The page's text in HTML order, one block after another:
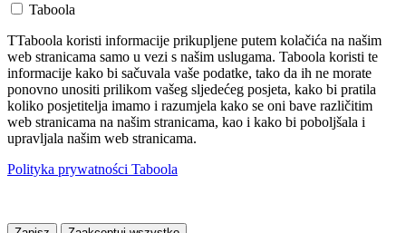
Taboola
TTaboola koristi informacije prikupljene putem kolačića na našim
web stranicama samo u vezi s našim uslugama. Taboola koristi te
informacije kako bi sačuvala vaše podatke, tako da ih ne morate
ponovno unositi prilikom vašeg sljedećeg posjeta, kako bi pratila
koliko posjetitelja imamo i razumjela kako se oni bave različitim
web stranicama na našim stranicama, kao i kako bi poboljšala i
upravljala našim web stranicama.
Polityka prywatności Taboola